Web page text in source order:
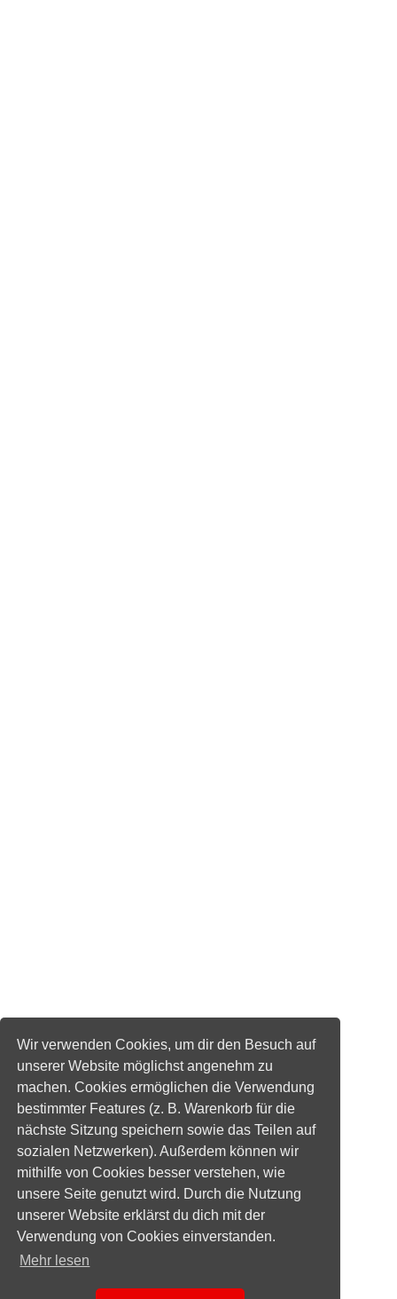
Wir verwenden Cookies, um dir den Besuch auf
unserer Website möglichst angenehm zu
machen. Cookies ermöglichen die Verwendung
bestimmter Features (z. B. Warenkorb für die
nächste Sitzung speichern sowie das Teilen auf
sozialen Netzwerken). Außerdem können wir
mithilfe von Cookies besser verstehen, wie
unsere Seite genutzt wird. Durch die Nutzung
unserer Website erklärst du dich mit der
Verwendung von Cookies einverstanden.
Mehr lesen